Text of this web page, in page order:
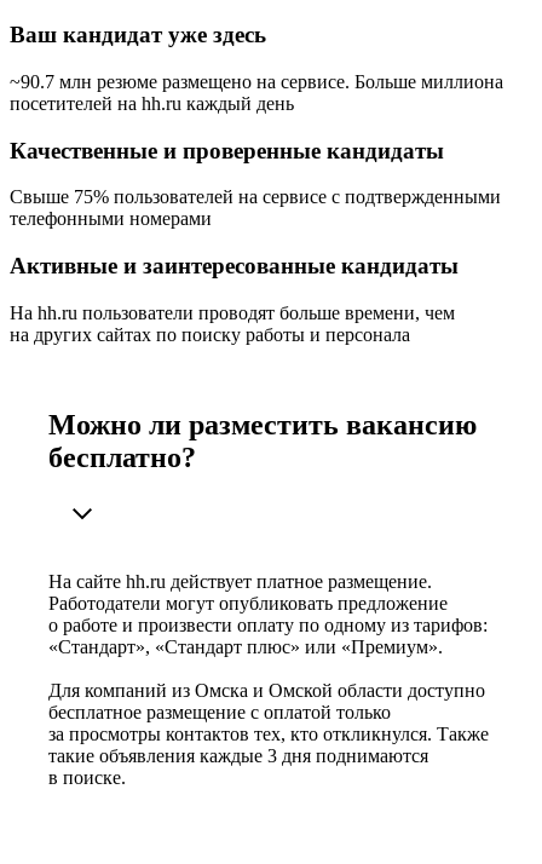
Ваш кандидат уже здесь
~90.7 млн резюме размещено на сервисе. Больше миллиона
посетителей на hh.ru каждый день
Качественные и проверенные кандидаты
Свыше 75% пользователей на сервисе с подтвержденными
телефонными номерами
Активные и заинтересованные кандидаты
На hh.ru пользователи проводят больше времени, чем
на других сайтах по поиску работы и персонала
Можно ли разместить вакансию
бесплатно?
На сайте hh.ru действует платное размещение.
Работодатели могут опубликовать предложение
о работе и произвести оплату по одному из тарифов:
«Стандарт», «Стандарт плюс» или «Премиум».
Для компаний из Омска и Омской области доступно
бесплатное размещение с оплатой только
за просмотры контактов тех, кто откликнулся. Также
такие объявления каждые 3 дня поднимаются
в поиске.